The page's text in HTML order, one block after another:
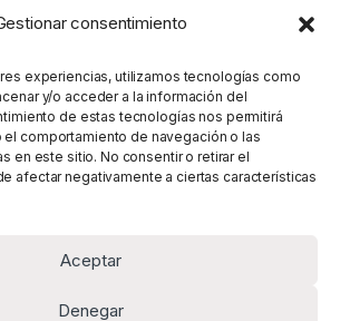
consentimiento
experiencias, utilizamos tecnologías como
y/o acceder a la información del
de estas tecnologías nos permitirá
comportamiento de navegación o las
en este sitio. No consentir o retirar el
afectar negativamente a ciertas características
Aceptar
Denegar